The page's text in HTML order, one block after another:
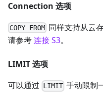
Connection 选项
COPY FROM 同样支持从云
请参考连接 S3。
LIMIT 选项
可以通过 LIMIT 手动限制